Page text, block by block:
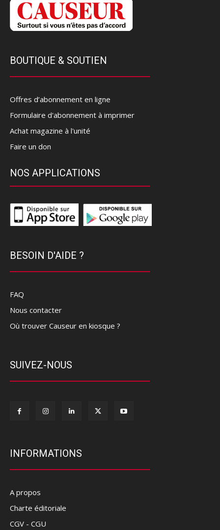
BOUTIQUE & SOUTIEN
Offres d’abonnement en ligne
Formulaire d'abonnement à imprimer
Achat magazine à l'unité
Faire un don
NOS APPLICATIONS
BESOIN D'AIDE ?
FAQ
Nous contacter
Où trouver Causeur en kiosque ?
SUIVEZ-NOUS
INFORMATIONS
A propos
Charte éditoriale
CGV - CGU